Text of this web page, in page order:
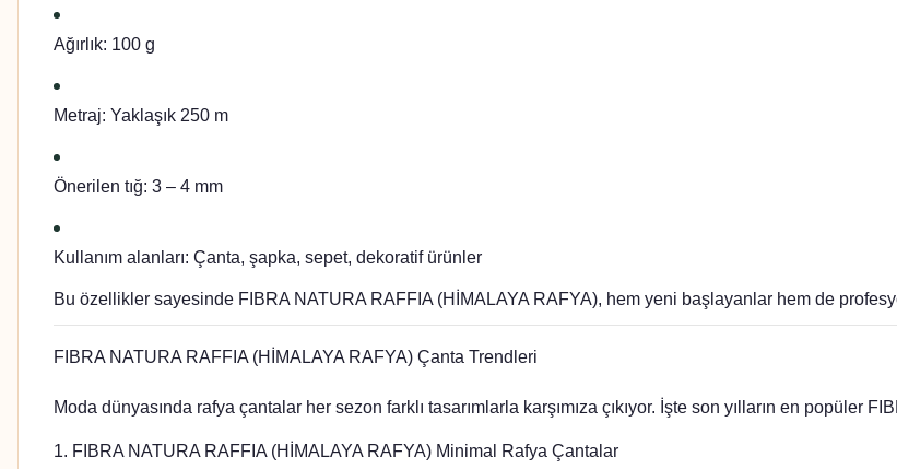
Ağırlık: 100 g
Metraj: Yaklaşık 250 m
Önerilen tığ: 3 – 4 mm
Kullanım alanları: Çanta, şapka, sepet, dekoratif ürünler
Bu özellikler sayesinde FIBRA NATURA RAFFIA (HİMALAYA RAFYA), hem yeni başlayanlar hem de
FIBRA NATURA RAFFIA (HİMALAYA RAFYA) Çanta Trendleri
Moda dünyasında rafya çantalar her sezon farklı tasarımlarla karşımıza çıkıyor. İşte son yılların en popüler
1. FIBRA NATURA RAFFIA (HİMALAYA RAFYA) Minimal Rafya Çantalar